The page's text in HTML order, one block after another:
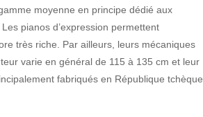
moyenne en principe dédié aux
pianos d’expression permettent
très riche. Par ailleurs, leurs mécaniques
varie en général de 115 à 135 cm et leur
fabriqués en République tchèque,